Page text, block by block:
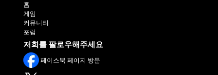
홈
게임
커뮤니티
포럼
저희를 팔로우해주세요
페이스북 페이지 방문